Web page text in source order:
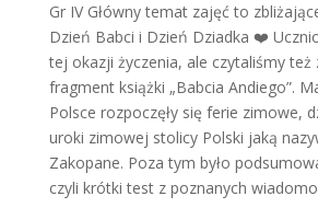
Gr IV Główny temat zajęć to
Dzień Babci i Dzień Dziadka ❤️
tej okazji życzenia, ale czytaliśmy też
fragment książki „Babcia Andiego”.
Polsce rozpoczęły się ferie zimowe,
uroki zimowej stolicy Polski jaką
Zakopane. Poza tym było
czyli krótki test z poznanych